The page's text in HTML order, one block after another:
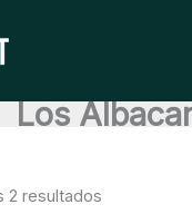
Los
2 resultados